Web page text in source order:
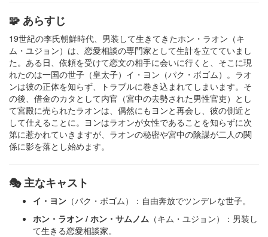
🧩 あらすじ
19世紀の李氏朝鮮時代、男装して生きてきたホン・ラオン（キ
ム・ユジョン）は、恋愛相談の専門家として生計を立てていまし
た。​ある日、依頼を受けて恋文の相手に会いに行くと、そこに現
れたのは一国の世子（皇太子）イ・ヨン（パク・ボゴム）。​ラオ
ンは彼の正体を知らず、トラブルに巻き込まれてしまいます。​そ
の後、借金のカタとして内官（宮中の去勢された男性官吏）とし
て宮殿に売られたラオンは、偶然にもヨンと再会し、彼の側近と
して仕えることに。​ヨンはラオンが女性であることを知らずに次
第に惹かれていきますが、ラオンの秘密や宮中の陰謀が二人の関
係に影を落とし始めます。
🎭 主なキャスト
イ・ヨン （パク・ボゴム）：​自由奔放でツンデレな世子。
ホン・ラオン / ホン・サムノム （キム・ユジョン）：​男装し
て生きる恋愛相談家。